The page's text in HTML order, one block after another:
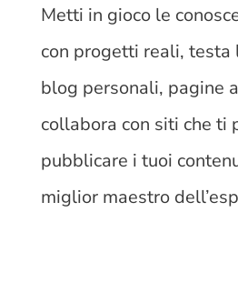
Metti in gioco le
con progetti reali,
blog personali, pagine
collabora con siti che ti
pubblicare i tuoi
miglior maestro